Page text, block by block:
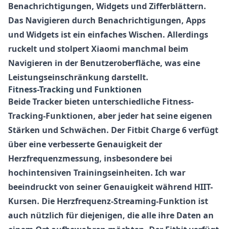
Benachrichtigungen, Widgets und Zifferblättern.
Das Navigieren durch Benachrichtigungen, Apps
und Widgets ist ein einfaches Wischen. Allerdings
ruckelt und stolpertXiaomi manchmal beim
Navigieren in der Benutzeroberfläche, was eine
Leistungseinschränkung darstellt.
Fitness-Tracking und Funktionen
Beide Tracker bieten unterschiedliche Fitness-
Tracking-Funktionen, aber jeder hat seine eigenen
Stärken und Schwächen. Der Fitbit Charge 6verfügt
über eine verbesserte Genauigkeit der
Herzfrequenzmessung, insbesondere bei
hochintensiven Trainingseinheiten. Ich war
beeindruckt von seiner Genauigkeit während HIIT-
Kursen. Die Herzfrequenz-Streaming-Funktion ist
auch nützlich für diejenigen, die alle ihre Daten an